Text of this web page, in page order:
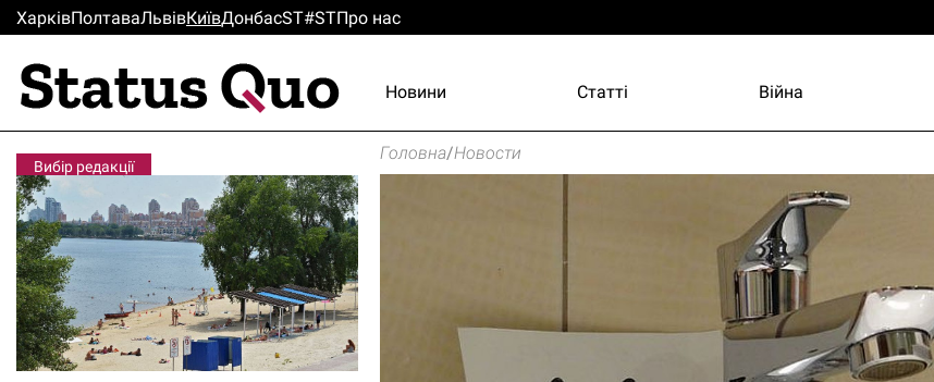
ХарківПолтаваЛьвiвКиïвДонбасST#STПро нас
Новини Статті Війна
Вибір редакції
Головна/Новости